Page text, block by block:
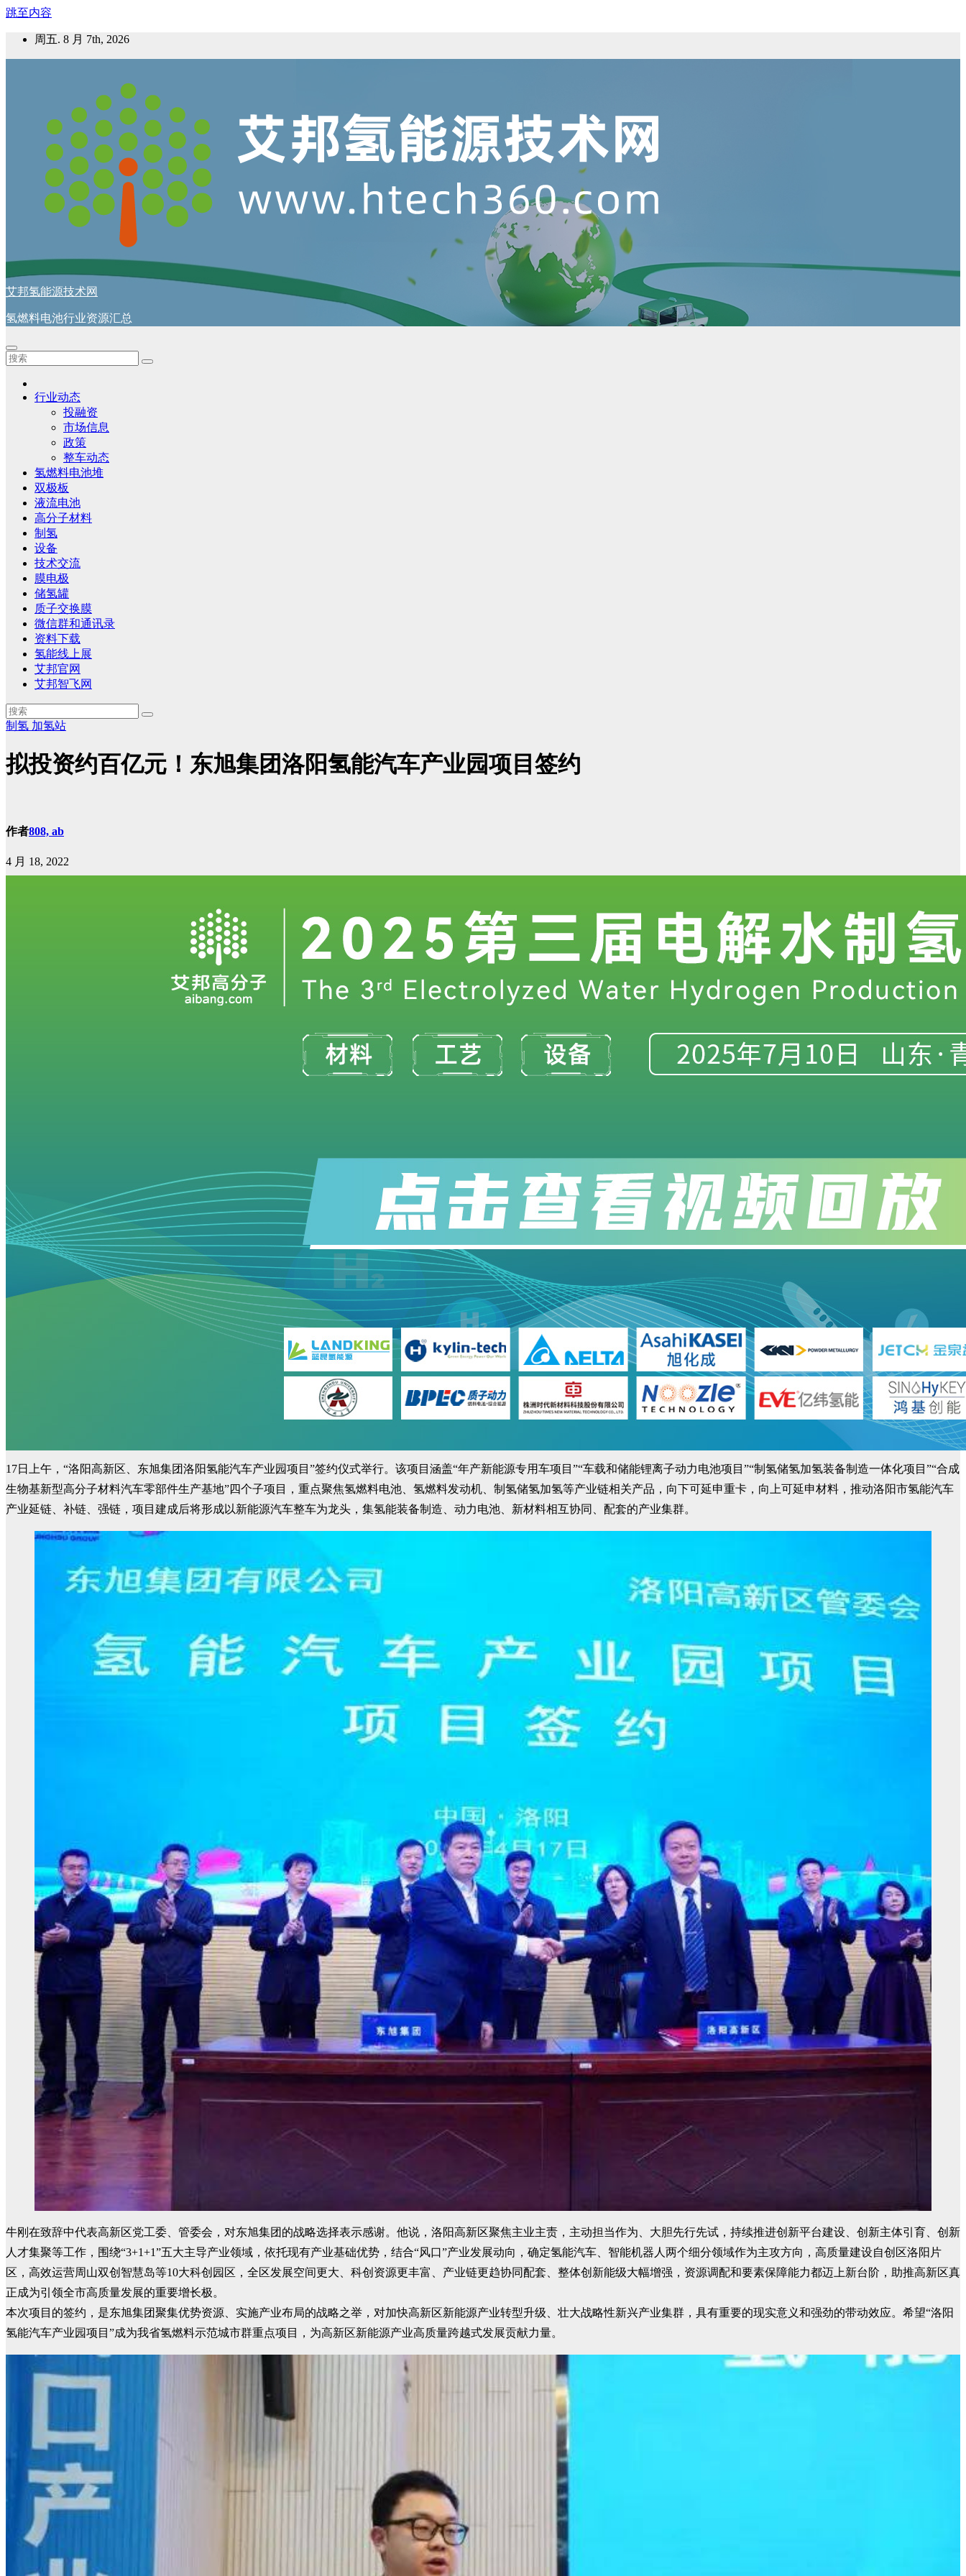
跳至内容
周五. 8 月 7th, 2026
艾邦氢能源技术网
氢燃料电池行业资源汇总
行业动态
投融资
市场信息
政策
整车动态
氢燃料电池堆
双极板
液流电池
高分子材料
制氢
设备
技术交流
膜电极
储氢罐
质子交换膜
微信群和通讯录
资料下载
氢能线上展
艾邦官网
艾邦智飞网
制氢 加氢站
拟投资约百亿元！东旭集团洛阳氢能汽车产业园项目签约
作者808, ab
4 月 18, 2022
17日上午，“洛阳高新区、东旭集团洛阳氢能汽车产业园项目”签约仪式举行。该项目涵盖“年产新能源专用车项目”“车载和储能锂离子动力电池项目”“制氢储氢加氢装备制造一体化项目”“合成
生物基新型高分子材料汽车零部件生产基地”四个子项目，重点聚焦氢燃料电池、氢燃料发动机、制氢储氢加氢等产业链相关产品，向下可延申重卡，向上可延申材料，推动洛阳市氢能汽车
产业延链、补链、强链，项目建成后将形成以新能源汽车整车为龙头，集氢能装备制造、动力电池、新材料相互协同、配套的产业集群。
牛刚在致辞中代表高新区党工委、管委会，对东旭集团的战略选择表示感谢。他说，洛阳高新区聚焦主业主责，主动担当作为、大胆先行先试，持续推进创新平台建设、创新主体引育、创新
人才集聚等工作，围绕“3+1+1”五大主导产业领域，依托现有产业基础优势，结合“风口”产业发展动向，确定氢能汽车、智能机器人两个细分领域作为主攻方向，高质量建设自创区洛阳片
区，高效运营周山双创智慧岛等10大科创园区，全区发展空间更大、科创资源更丰富、产业链更趋协同配套、整体创新能级大幅增强，资源调配和要素保障能力都迈上新台阶，助推高新区真
正成为引领全市高质量发展的重要增长极。
本次项目的签约，是东旭集团聚集优势资源、实施产业布局的战略之举，对加快高新区新能源产业转型升级、壮大战略性新兴产业集群，具有重要的现实意义和强劲的带动效应。希望“洛阳
氢能汽车产业园项目”成为我省氢燃料示范城市群重点项目，为高新区新能源产业高质量跨越式发展贡献力量。